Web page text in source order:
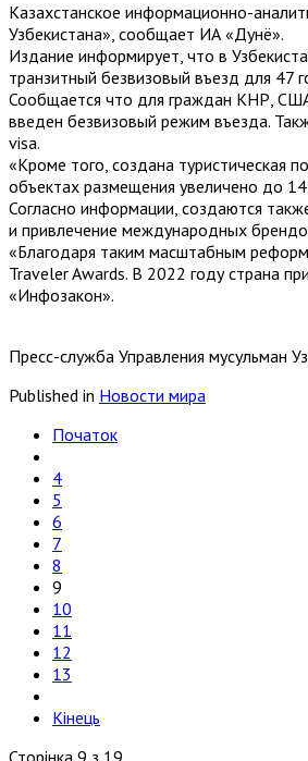
Казахстанское информационно-
Узбекистана», сообщает ИА «Дунё».
Издание информирует, что в
транзитный безвизовый въезд для 47
Сообщается что для граждан КНР, США
введен безвизовый режим въезда.
visa.
«Кроме того, создана туристическая
объектах размещения увеличено до
Согласно информации, создаются
и привлечение международных
«Благодаря таким масштабным
Traveler Awards. В 2022 году страна
«Инфозакон».
Пресс-служба Управления мусульман
Published in Новости мира
Початок
4
5
6
7
8
9
10
11
12
13
Кінець
Сторінка 9 з 19